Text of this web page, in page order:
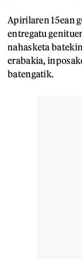
Apirilaren 15ean
entregatu
nahasketa
erabakia,
batengatik.